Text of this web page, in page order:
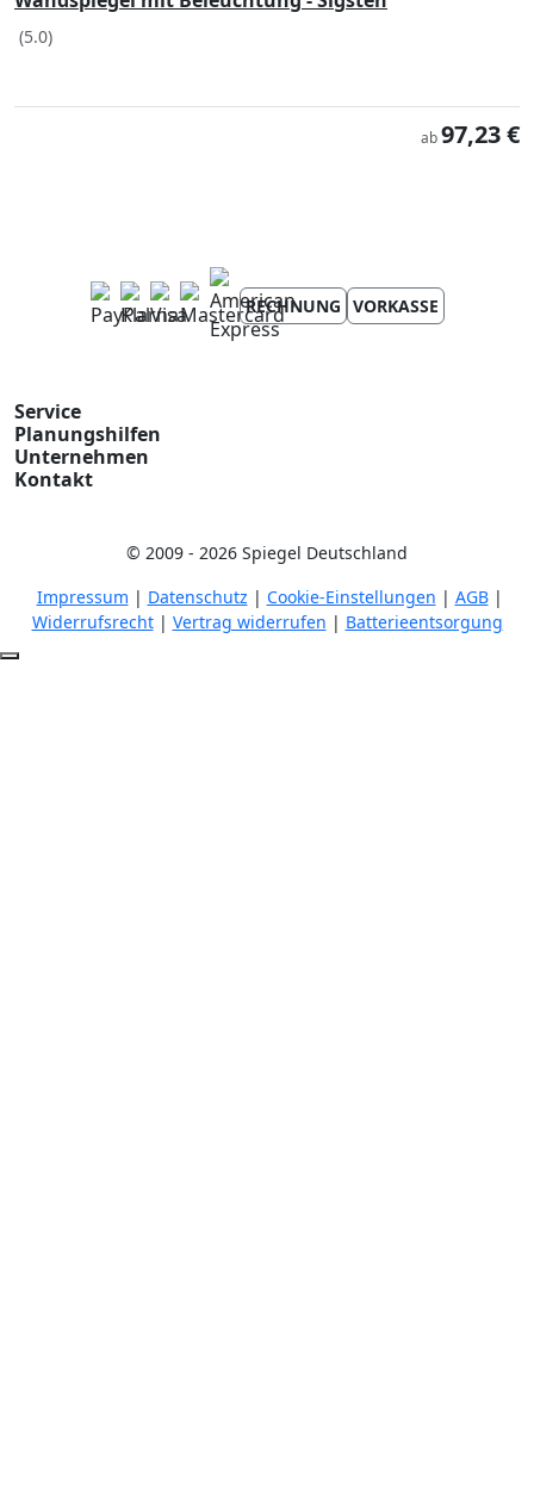
(5.0)
ab97,23 €
RECHNUNG VORKASSE
Service
Planungshilfen
Unternehmen
Kontakt
© 2009 - 2026 Spiegel Deutschland
Impressum | Datenschutz | Cookie-Einstellungen | AGB |
Widerrufsrecht | Vertrag widerrufen | Batterieentsorgung